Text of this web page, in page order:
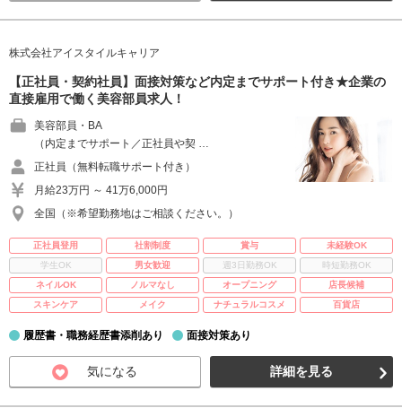
株式会社アイスタイルキャリア
【正社員・契約社員】面接対策など内定までサポート付き★企業の
直接雇用で働く美容部員求人！
美容部員・BA
（内定までサポート／正社員や契 …
正社員（無料転職サポート付き）
月給23万円 ～ 41万6,000円
全国（※希望勤務地はご相談ください。）
正社員登用 社割制度 賞与
未経験OK
学生OK
男女歓迎 週3日勤務OK
時短勤務OK
ネイルOK
ノルマなし オープニング
店長候補
スキンケア
メイク ナチュラルコスメ 百貨店
履歴書・職務経歴書添削あり 面接対策あり
気になる 詳細を見る